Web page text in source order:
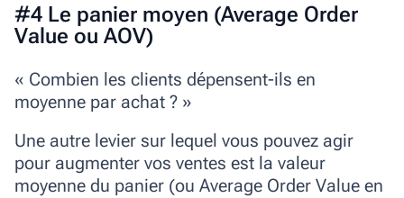
#4 Le panier moyen (Average Order
Value ou AOV)
« Combien les clients dépensent-ils en
moyenne par achat ? »
Une autre levier sur lequel vous pouvez agir
pour augmenter vos ventes est la valeur
moyenne du panier (ou Average Order Value en